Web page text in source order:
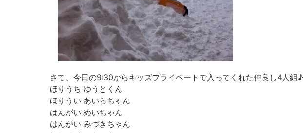
さて、今日の9:30からキッズプライベートで入ってくれた仲良し4人組♪
ほりうち ゆうとくん
ほりうい あいらちゃん
はんがい めいちゃん
はんがい みづきちゃん